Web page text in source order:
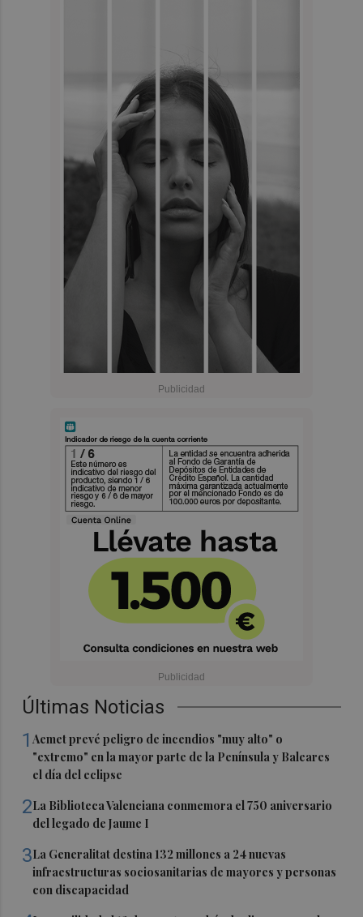
Últimas Noticias
1Aemet prevé peligro de incendios "muy alto" o
"extremo" en la mayor parte de la Península y Baleares
el día del eclipse
2La Biblioteca Valenciana conmemora el 750 aniversario
del legado de Jaume I
3La Generalitat destina 132 millones a 24 nuevas
infraestructuras sociosanitarias de mayores y personas
con discapacidad